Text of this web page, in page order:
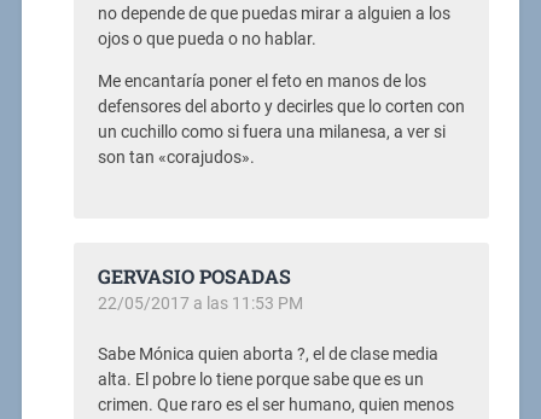
no depende de que puedas mirar a alguien a los
ojos o que pueda o no hablar.
Me encantaría poner el feto en manos de los
defensores del aborto y decirles que lo corten con
un cuchillo como si fuera una milanesa, a ver si
son tan «corajudos».
GERVASIO POSADAS
22/05/2017 a las 11:53 PM
Sabe Mónica quien aborta ?, el de clase media
alta. El pobre lo tiene porque sabe que es un
crimen. Que raro es el ser humano, quien menos